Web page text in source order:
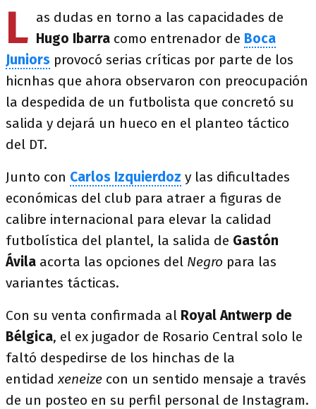
L as dudas en torno a las capacidades de
Hugo Ibarra como entrenador de Boca
Juniors provocó serias críticas por parte de los
hicnhas que ahora observaron con preocupación
la despedida de un futbolista que concretó su
salida y dejará un hueco en el planteo táctico
del DT.
Junto con Carlos Izquierdoz y las dificultades
económicas del club para atraer a figuras de
calibre internacional para elevar la calidad
futbolística del plantel, la salida de Gastón
Ávila acorta las opciones del Negro para las
variantes tácticas.
Con su venta confirmada al Royal Antwerp de
Bélgica, el ex jugador de Rosario Central solo le
faltó despedirse de los hinchas de la
entidadxeneize con un sentido mensaje a través
de un posteo en su perfil personal de Instagram.